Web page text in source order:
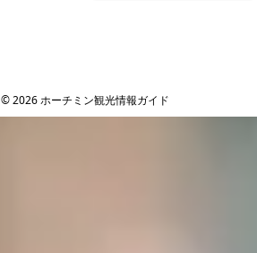
© 2026 ホーチミン観光情報ガイド